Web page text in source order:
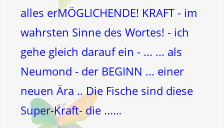
alles erMÖGLICHENDE! KRAFT - im
wahrsten Sinne des Wortes! - ich
gehe gleich darauf ein - ... ... als
Neumond - der BEGINN ... einer
neuen Ära .. Die Fische sind diese
Super-Kraft- die ...…